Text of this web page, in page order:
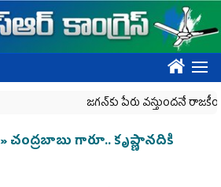
????
జగన్‌కు పేరు వస్తుందనే రాజకీయ కక్షతో
» చంద్రబాబు గారూ.. కృష్ణానదికి